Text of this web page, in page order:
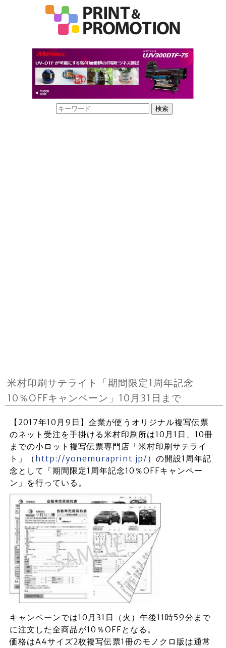
米村印刷サテライト「期間限定1周年記念
10％OFFキャンペーン」10月31日まで
【2017年10月9日】企業が使うオリジナル複写伝票
のネット受注を手掛ける米村印刷所は10月1日、10冊
までの小ロット複写伝票専門店「米村印刷サテライ
ト」（ http://yonemuraprint.jp/ ）の開設1周年記
念として「期間限定1周年記念10％OFFキャンペー
ン」を行っている。
キャンペーンでは10月31日（火）午後11時59分まで
に注文した全商品が10％OFFとなる。
価格はA4サイズ2枚複写伝票1冊のモノクロ版は通常